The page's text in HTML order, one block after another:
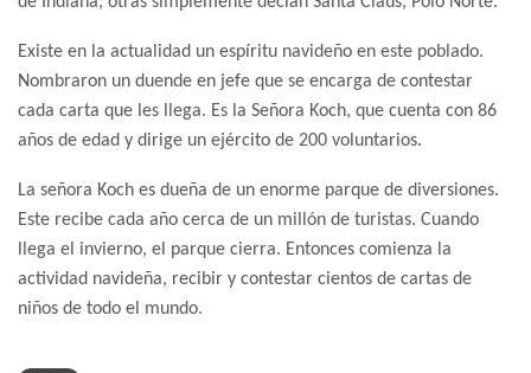
Existe en la actualidad un espíritu navideño en este poblado.
Nombraron un duende en jefe que se encarga de contestar
cada carta que les llega. Es la Señora Koch, que cuenta con 86
años de edad y dirige un ejército de 200 voluntarios.
La señora Koch es dueña de un enorme parque de diversiones.
Este recibe cada año cerca de un millón de turistas. Cuando
llega el invierno, el parque cierra. Entonces comienza la
actividad navideña, recibir y contestar cientos de cartas de
niños de todo el mundo.